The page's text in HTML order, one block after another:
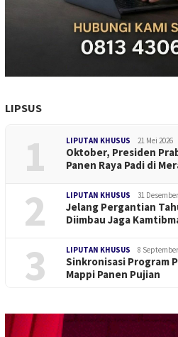
LIPSUS
1 LIPUTAN KHUSUS 21 Mei 2026
Oktober, Presiden
Panen Raya Padi di
2 LIPUTAN KHUSUS 31
Jelang Pergantian
Diimbau Jaga
3 LIPUTAN KHUSUS 8
Sinkronisasi Program
Mappi Panen Pujian